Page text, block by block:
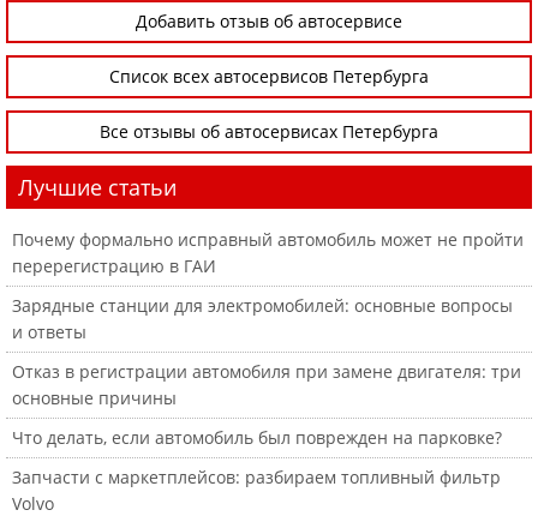
Добавить отзыв об автосервисе
Список всех автосервисов Петербурга
Все отзывы об автосервисах Петербурга
Лучшие статьи
Почему формально исправный автомобиль может не пройти
перерегистрацию в ГАИ
Зарядные станции для электромобилей: основные вопросы
и ответы
Отказ в регистрации автомобиля при замене двигателя: три
основные причины
Что делать, если автомобиль был поврежден на парковке?
Запчасти с маркетплейсов: разбираем топливный фильтр
Volvo